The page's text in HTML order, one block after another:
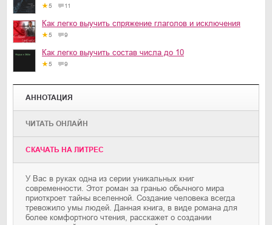
5 11
Как легко выучить спряжение глаголов и исключения
5 9
Как легко выучить состав числа до 10
5 9
АННОТАЦИЯ
ЧИТАТЬ ОНЛАЙН
CКАЧАТЬ НА ЛИТРЕС
У Вас в руках одна из серии уникальных книг
современности. Этот роман за гранью обычного мира
приоткроет тайны вселенной. Создание человека всегда
тревожило умы людей. Данная книга, в виде романа для
более комфортного чтения, расскажет о создании